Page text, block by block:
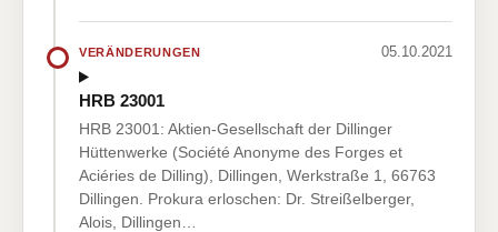
VERÄNDERUNGEN 05.10.2021
HRB 23001
HRB 23001: Aktien-Gesellschaft der Dillinger
Hüttenwerke (Société Anonyme des Forges et
Aciéries de Dilling), Dillingen, Werkstraße 1, 66763
Dillingen. Prokura erloschen: Dr. Streißelberger,
Alois, Dillingen…